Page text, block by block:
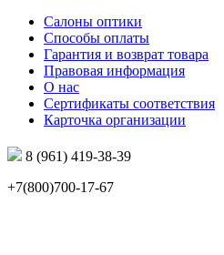
Салоны оптики
Способы оплаты
Гарантия и возврат товара
Правовая информация
О нас
Сертификаты соответствия
Карточка организации
8 (961) 419-38-39
+7(800)700-17-67